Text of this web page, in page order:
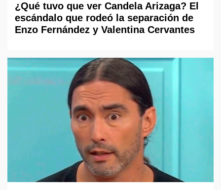
¿Qué tuvo que ver Candela Arizaga? El
escándalo que rodeó la separación de
Enzo Fernández y Valentina Cervantes